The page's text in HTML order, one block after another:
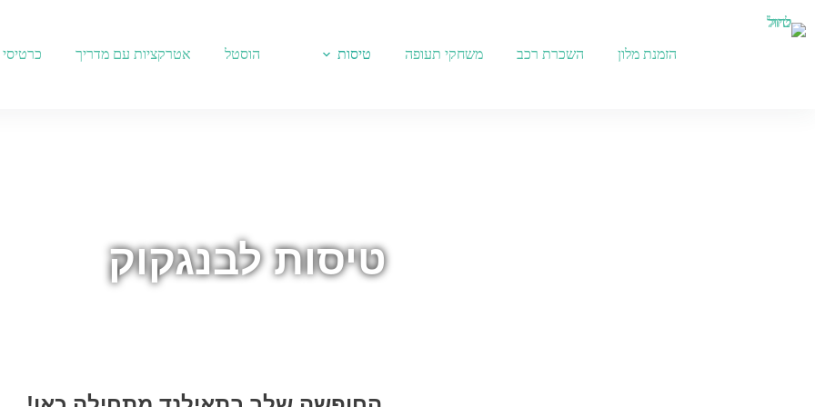
הזמנת מלון השכרת רכב משחקי תעופה טיסות הוסטל אטרקציות עם מדריך
טיסות לבנגקוק